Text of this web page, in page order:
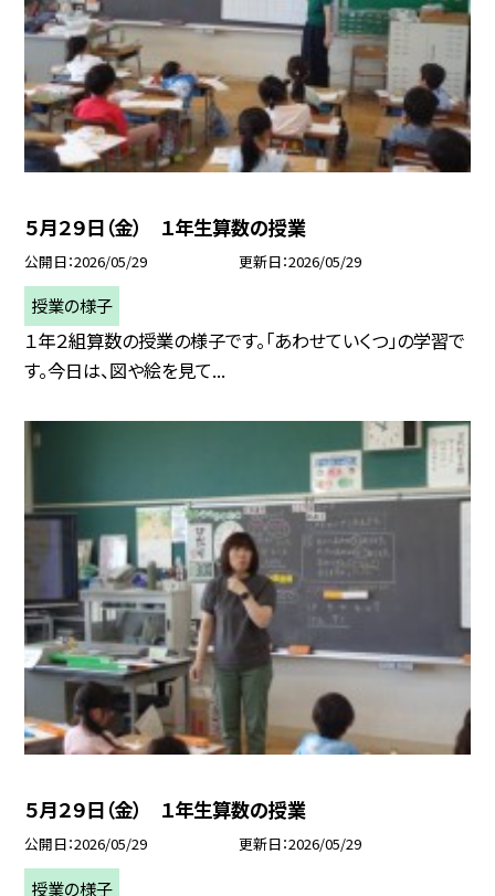
５月２９日（金） １年生算数の授業
公開日 2026/05/29 更新日 2026/05/29
授業の様子
１年２組算数の授業の様子です。「あわせていくつ」の学習で
す。今日は、図や絵を見て...
５月２９日（金） １年生算数の授業
公開日 2026/05/29 更新日 2026/05/29
授業の様子